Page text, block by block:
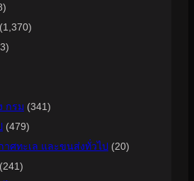
(1,370)
กรม (341)
(479)
ศทะเล และขนส่งทั่วไป (20)
(241)